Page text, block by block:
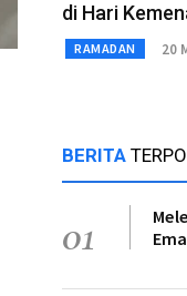
di Hari
RAMADAN 20
BERITA
01